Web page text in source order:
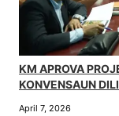
KM APROVA
KONVENSAUN
April 7, 2026